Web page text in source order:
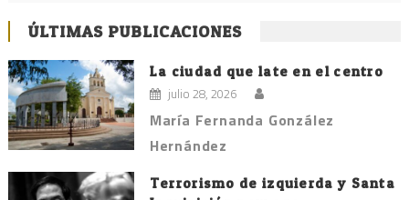
ÚLTIMAS PUBLICACIONES
La ciudad que late en el centro
julio 28, 2026
María Fernanda González
Hernández
Terrorismo de izquierda y Santa